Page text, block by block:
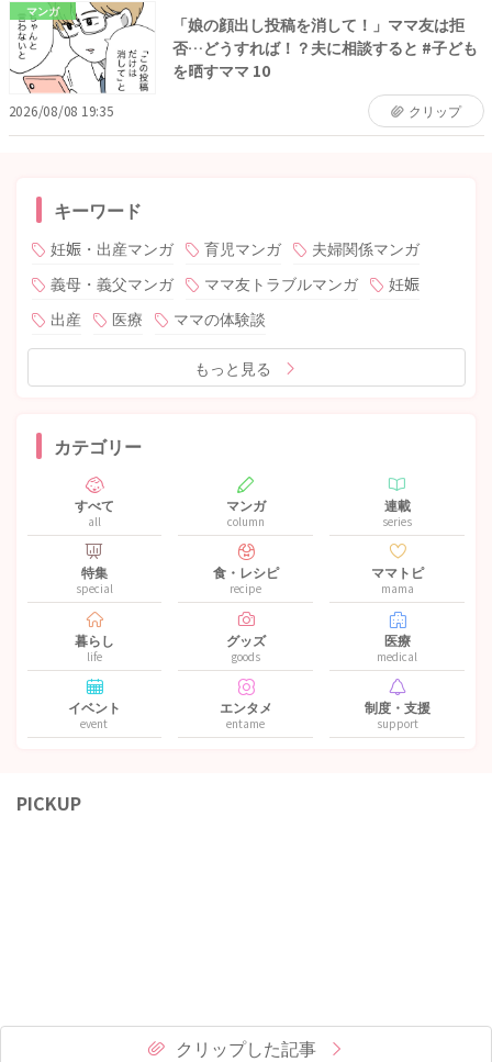
マンガ
「娘の顔出し投稿を消して！」ママ友は拒
否…どうすれば！？夫に相談すると #子ども
を晒すママ 10
2026/08/08 19:35 クリップ
キーワード
妊娠・出産マンガ 育児マンガ
夫婦関係マンガ
義母・義父マンガ
ママ友トラブルマンガ
妊娠
出産
医療 ママの体験談
もっと見る
カテゴリー
すべて
all
マンガ
column
連載
series
特集
special
食・レシピ
recipe
ママトピ
mama
暮らし
life
グッズ
goods
医療
medical
イベント
event
エンタメ
entame
制度・支援
support
PICKUP
クリップした記事